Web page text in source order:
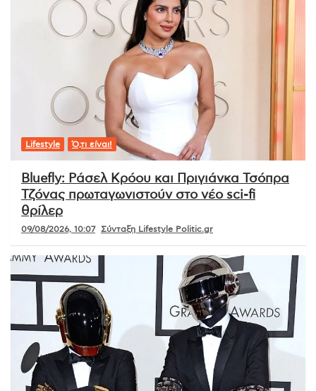
Lifestyle Ό,τι είναι!
Bluefly: Ράσελ Κρόου και Πριγιάνκα Τσόπρα
Τζόνας πρωταγωνιστούν στο νέο sci-fi
θρίλερ
09/08/2026, 10:07 Σύνταξη Lifestyle Politic.gr